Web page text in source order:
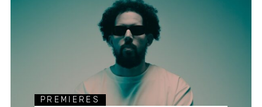
PREMIERES